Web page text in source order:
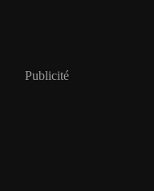
Publicité